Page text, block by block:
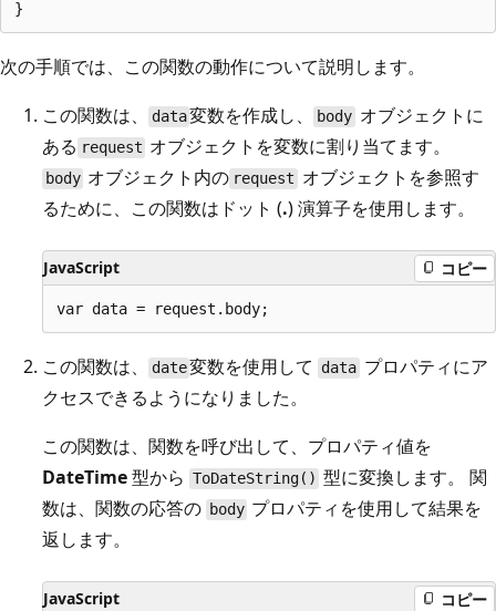
次の手順では、この関数の動作について説明します。
この関数は、
data変数を作成し、 bodyオブジェクトに
ある request オブジェクトを変数に割り当てます。
body オブジェクト内の request オブジェクトを参照す
るために、この関数はドット (.) 演算子を使用します。
JavaScript コピー
この関数は、 date変数を使用して dataプロパティにア
クセスできるようになりました。
この関数は、 関数を呼び出して、プロパティ値を
DateTime型から ToDateString() 型に変換します。 関
数は、関数の応答の body プロパティを使用して結果を
返します。
JavaScript コピー